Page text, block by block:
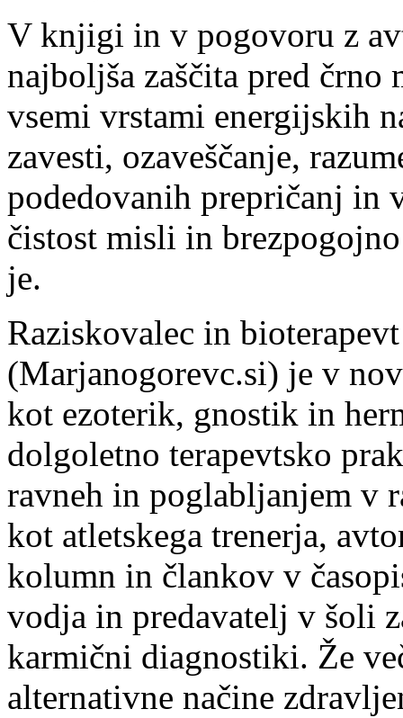
V knjigi in v pogovoru z
najboljša zaščita pred
vsemi vrstami energijskih
zavesti, ozaveščanje,
podedovanih prepričanj in
čistost misli in
je.
Raziskovalec in
(Marjanogorevc.si) je v
kot ezoterik, gnostik in
dolgoletno terapevtsko
ravneh in poglabljanjem v
kot atletskega trenerja,
kolumn in člankov v
vodja in predavatelj v šoli
karmični diagnostiki. Že
alternativne načine